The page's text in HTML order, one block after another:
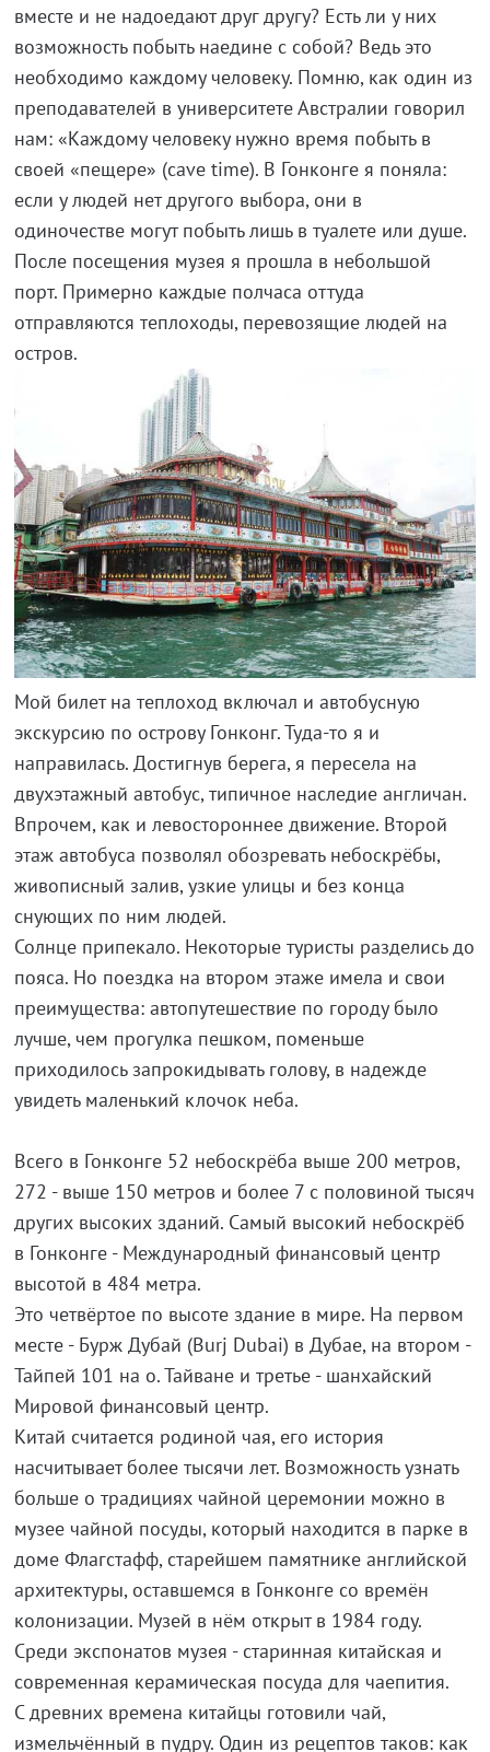
вместе и не надоедают друг другу? Есть ли у них
возможность побыть наедине с собой? Ведь это
необходимо каждому человеку. Помню, как один из
преподавателей в университете Австралии говорил
нам: «Каждому человеку нужно время побыть в
своей «пещере» (cave time). В Гонконге я поняла:
если у людей нет другого выбора, они в
одиночестве могут побыть лишь в туалете или душе.
После посещения музея я прошла в небольшой
порт. Примерно каждые полчаса оттуда
отправляются теплоходы, перевозящие людей на
остров.
Мой билет на теплоход включал и автобусную
экскурсию по острову Гонконг. Туда-то я и
направилась. Достигнув берега, я пересела на
двухэтажный автобус, типичное наследие англичан.
Впрочем, как и левостороннее движение. Второй
этаж автобуса позволял обозревать небоскрёбы,
живописный залив, узкие улицы и без конца
снующих по ним людей.
Солнце припекало. Некоторые туристы разделись до
пояса. Но поездка на втором этаже имела и свои
преимущества: автопутешествие по городу было
лучше, чем прогулка пешком, поменьше
приходилось запрокидывать голову, в надежде
увидеть маленький клочок неба.
Всего в Гонконге 52 небоскрёба выше 200 метров,
272 - выше 150 метров и более 7 с половиной тысяч
других высоких зданий. Самый высокий небоскрёб
в Гонконге - Международный финансовый центр
высотой в 484 метра.
Это четвёртое по высоте здание в мире. На первом
месте - Бурж Дубай (Burj Dubai) в Дубае, на втором -
Тайпей 101 на о. Тайване и третье - шанхайский
Мировой финансовый центр.
Китай считается родиной чая, его история
насчитывает более тысячи лет. Возможность узнать
больше о традициях чайной церемонии можно в
музее чайной посуды, который находится в парке в
доме Флагстафф, старейшем памятнике английской
архитектуры, оставшемся в Гонконге со времён
колонизации. Музей в нём открыт в 1984 году.
Среди экспонатов музея - старинная китайская и
современная керамическая посуда для чаепития.
С древних времена китайцы готовили чай,
измельчённый в пудру. Один из рецептов таков: как